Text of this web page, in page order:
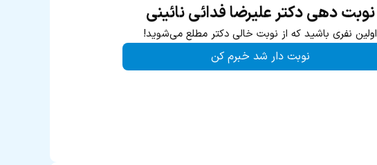
نوبت دهی دکتر علیرضا فدائی نائینی
اولین نفری باشید که از نوبت خالی دکتر مطلع می‌شوید!
نوبت دار شد خبرم کن